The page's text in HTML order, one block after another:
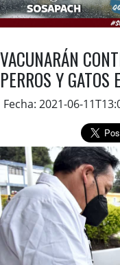
VACUNARÁN
PERROS Y GATOS
Fecha: 2021-06-